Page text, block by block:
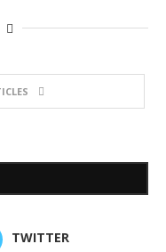
TWITTER